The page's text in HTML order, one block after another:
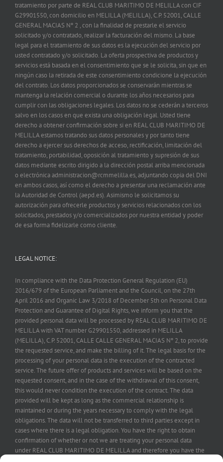
tratamiento por parte de REAL CLUB MARITIMO DE MELILLA con CIF
G29901550, con domicilio en MELILLA (MELILLA), C.P. 52001, CALLE
GENERAL MACIAS Nº 2 , con la finalidad de prestarle el servicio
solicitado y/o contratado, realizar la facturación del mismo. La base
legal para el tratamiento de sus datos es la ejecución del servicio por
usted contratado y/o solicitado. La oferta prospectiva de productos y
servicios está basada en el consentimiento que se le solicita, sin que en
ningún caso la retirada de este consentimiento condicione la ejecución
del contrato. Los datos proporcionados se conservarán mientras se
mantenga la relación comercial o durante los años necesarios para
cumplir con las obligaciones legales. Los datos no se cederán a terceros
salvo en los casos en que exista una obligación legal. Usted tiene
derecho a obtener confirmación sobre si en REAL CLUB MARITIMO DE
MELILLA estamos tratando sus datos personales y por tanto tiene
derecho a ejercer sus derechos de acceso, rectificación, limitación del
tratamiento, portabilidad, oposición al tratamiento y supresión de sus
datos mediante escrito dirigido a la dirección postal arriba mencionada
o electrónica administracion@rcmmelilla.es, adjuntando copia del DNI
en ambos casos, así como el derecho a presentar una reclamación ante
la Autoridad de Control (aepd.es). Asimismo le solicitamos su
autorización para ofrecerle productos y servicios relacionados con los
solicitados, prestados y/o comercializados por nuestra entidad y poder
de esa forma fidelizarle como cliente.
LEGAL NOTICE:
In compliance with the Data Protection General Regulation (EU)
2016/679 of the European Parliament and the Council, on the 27th
April 2016 and Organic Law 3/2018 of December 5th on Personal Data
Protection and Guarantee of Digital Rights, we inform you that the
provided personal data will be processed by REAL CLUB MARITIMO DE
MELILLA with VAT number G29901550, addressed in MELILLA
(MELILLA), C.P. 52001, CALLE CALLE GENERAL MACIAS Nº 2, to provide
the requested service, and make the billing of it. The legal basis for the
processing of your personal data is the execution of the contracted
service. The future offer of products and services will be based on the
requested consent, and in the case of the withdrawal of this consent,
this would never condition the execution of the contract. The data
provided will be kept as long as the commercial relationship is
maintained or during the years necessary to comply with the legal
obligations. The data will not be transferred to third parties except in
cases where there is a legal obligation. You have the right to obtain
confirmation of whether or not we are treating your personal data
under REAL CLUB MARITIMO DE MELILLA and therefore you have the